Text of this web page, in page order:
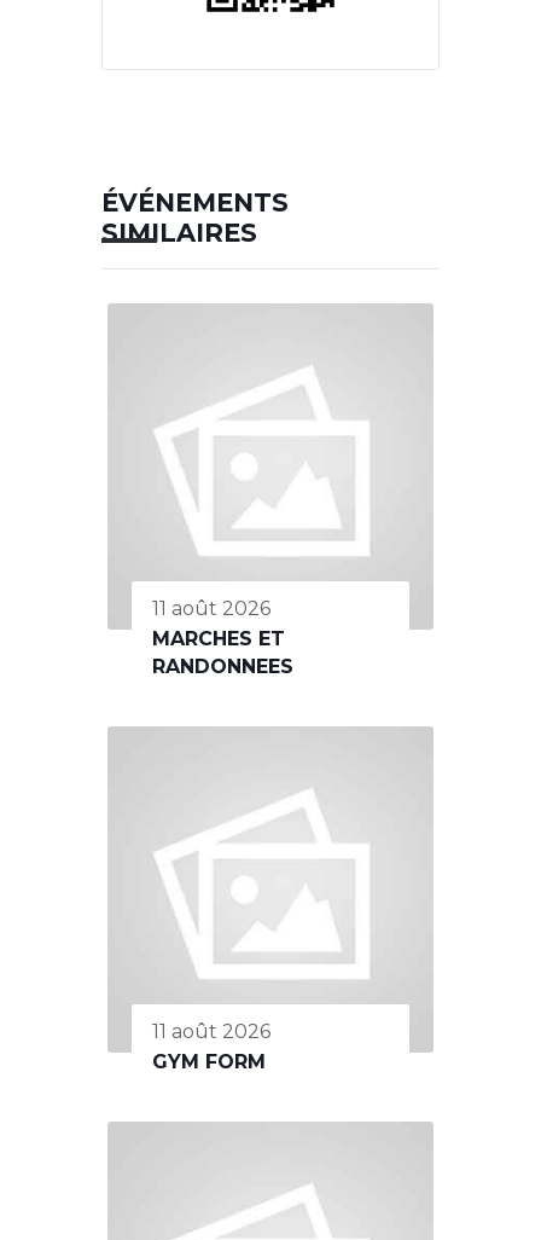
ÉVÉNEMENTS
SIMILAIRES
11 août 2026
MARCHES ET
RANDONNEES
11 août 2026
GYM FORM